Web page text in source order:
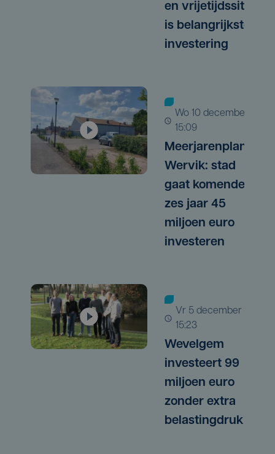
en vrijetijdssite
is belangrijkste
investering
wo 10 december |
15:09
Meerjarenplan
Wervik: stad
gaat komende
zes jaar 45
miljoen euro
investeren
vr 5 december |
15:23
Wevelgem
investeert 99
miljoen euro
zonder extra
belastingdruk